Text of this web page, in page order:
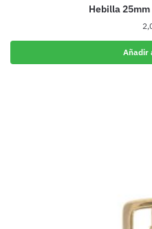
Hebilla
Añadir